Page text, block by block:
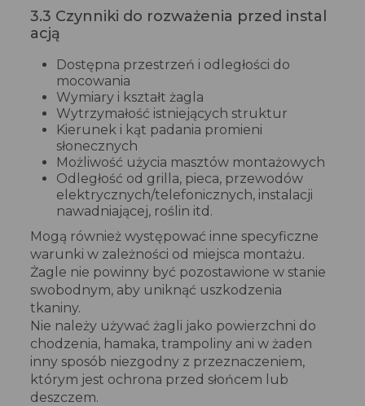
3.3 Czynniki do rozważenia przed instal
acją
Dostępna przestrzeń i odległości do
mocowania
Wymiary i kształt żagla
Wytrzymałość istniejących struktur
Kierunek i kąt padania promieni
słonecznych
Możliwość użycia masztów montażowych
Odległość od grilla, pieca, przewodów
elektrycznych/telefonicznych, instalacji
nawadniającej, roślin itd.
Mogą również występować inne specyficzne
warunki w zależności od miejsca montażu.
Żagle nie powinny być pozostawione w stanie
swobodnym, aby uniknąć uszkodzenia
tkaniny.
Nie należy używać żagli jako powierzchni do
chodzenia, hamaka, trampoliny ani w żaden
inny sposób niezgodny z przeznaczeniem,
którym jest ochrona przed słońcem lub
deszczem.